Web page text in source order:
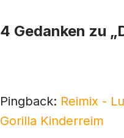
e
k
s gr e
4 Gedanken zu
Pingback: Reimix -
Gorilla Kinderreim